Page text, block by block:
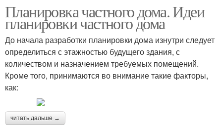
Планировка частного дома. Идеи
планировки частного дома
До начала разработки планировки дома изнутри следует
определиться с этажностью будущего здания, с
количеством и назначением требуемых помещений.
Кроме того, принимаются во внимание такие факторы,
как:
читать дальше →